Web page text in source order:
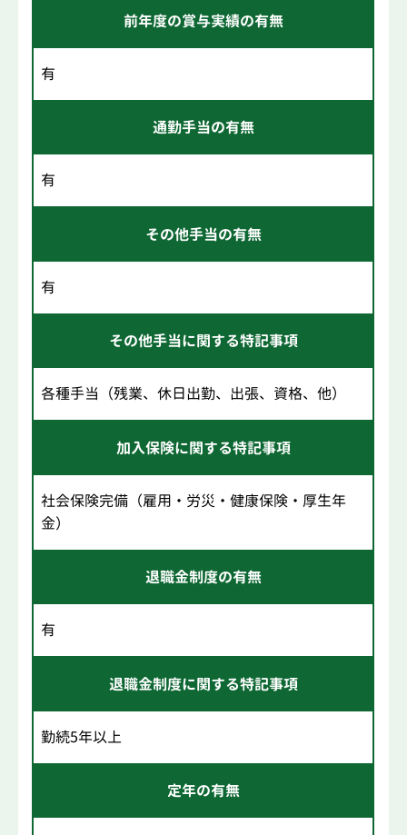
前年度の賞与実績の有無
有
通勤手当の有無
有
その他手当の有無
有
その他手当に関する特記事項
各種手当（残業、休日出勤、出張、資格、他）
加入保険に関する特記事項
社会保険完備（雇用・労災・健康保険・厚生年
金）
退職金制度の有無
有
退職金制度に関する特記事項
勤続5年以上
定年の有無